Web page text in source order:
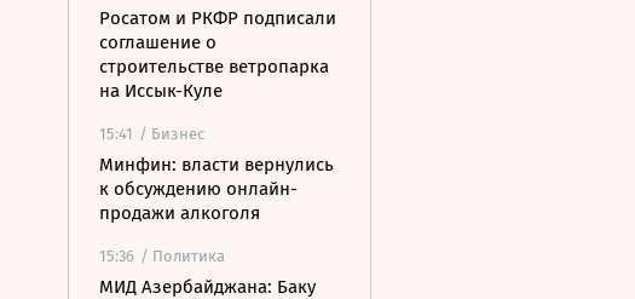
Росатом и РКФР подписали
соглашение о
строительстве ветропарка
на Иссык-Куле
15:41 / Бизнес
Минфин: власти вернулись
к обсуждению онлайн-
продажи алкоголя
15:36 / Политика
МИД Азербайджана: Баку